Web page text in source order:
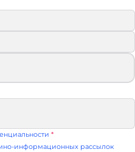
*
информационных рассылок